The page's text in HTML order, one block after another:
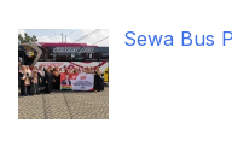
Sewa Bus